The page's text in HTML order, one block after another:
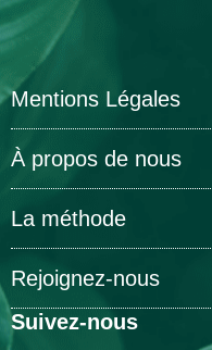
Mentions Légales
À propos de nous
La méthode
Rejoignez-nous
Suivez-nous